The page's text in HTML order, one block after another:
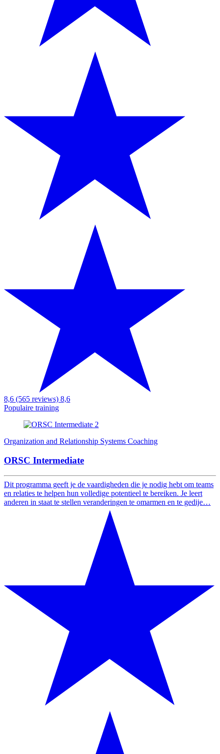
8,6 (565 reviews) 8,6
Populaire training
Organization and Relationship Systems Coaching
ORSC Intermediate
Dit programma geeft je de vaardigheden die je nodig hebt om teams
en relaties te helpen hun volledige potentieel te bereiken. Je leert
anderen in staat te stellen veranderingen te omarmen en te gedije…